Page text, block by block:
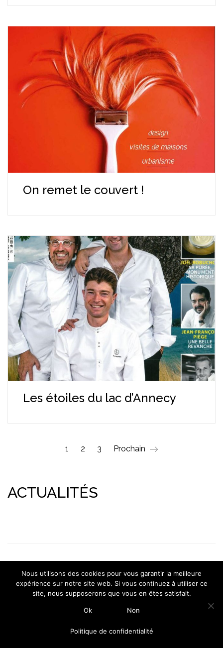
On remet le couvert !
Les étoiles du lac d’Annecy
1 2 3 Prochain
ACTUALITÉS
© Copyright 2015-2026 ICMArchitectures |Mentions légales
Politique de confidentialité
Nous utilisons des cookies pour vous garantir la meilleure
expérience sur notre site web. Si vous continuez à utiliser ce
site, nous supposerons que vous en êtes satisfait.
Ok Non
Politique de confidentialité